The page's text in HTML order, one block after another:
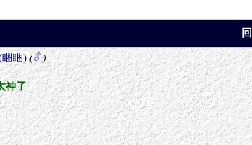
睏睏) ( )
神了